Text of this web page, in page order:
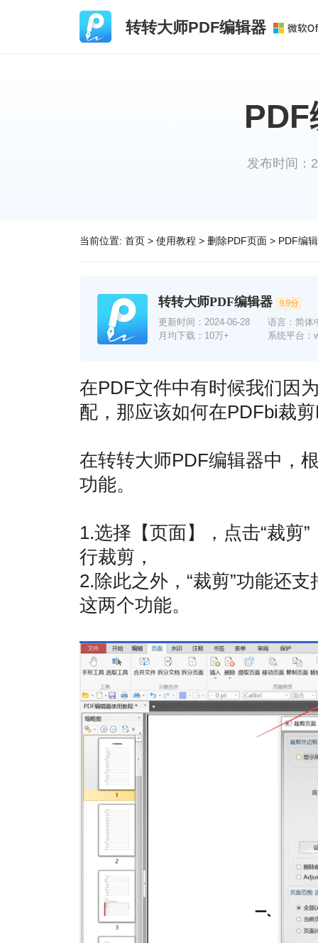
转转大师PDF编辑器
发布时间：
当前位置: 首页> 使用教程 > 删除PDF页面> PDF编
转转大师PDF编辑器 9.9分
更新时间： 2024-06-28
月均下载：10万+
语言：简体
系统平台：
在PDF文件中有时候我们因
配，那应该如何在PDFbi裁
在转转大师PDF编辑器中，
功能。
1.选择【页面】，点击“裁剪
行裁剪，
2.除此之外，“裁剪”功能还
这两个功能。